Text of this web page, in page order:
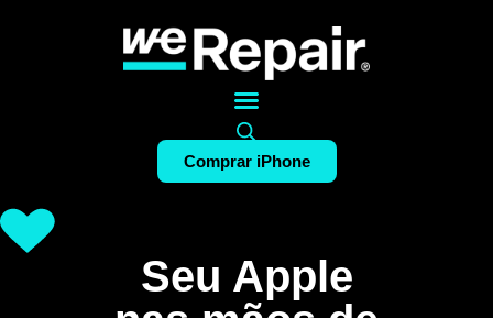
Comprar iPhone
Seu Apple